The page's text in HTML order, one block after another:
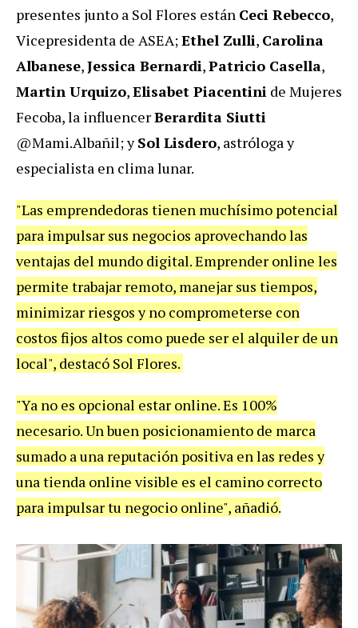
presentes junto a Sol Flores están Ceci Rebecco,
Vicepresidenta de ASEA;Ethel Zulli, Carolina
Albanese,Jessica Bernardi,Patricio Casella,
Martin Urquizo,Elisabet Piacentini de Mujeres
Fecoba, la influencerBerardita Siutti
@Mami.Albañil; ySol Lisdero, astróloga y
especialista en clima lunar.
"Las emprendedoras tienen muchísimo potencial
para impulsar sus negocios aprovechando las
ventajas del mundo digital. Emprender online les
permite trabajar remoto, manejar sus tiempos,
minimizar riesgos y no comprometerse con
costos fijos altos como puede ser el alquiler de un
local", destacó Sol Flores.
"Ya no es opcional estar online. Es 100%
necesario. Un buen posicionamiento de marca
sumado a una reputación positiva en las redes y
una tienda online visible es el camino correcto
para impulsar tu negocio online", añadió.